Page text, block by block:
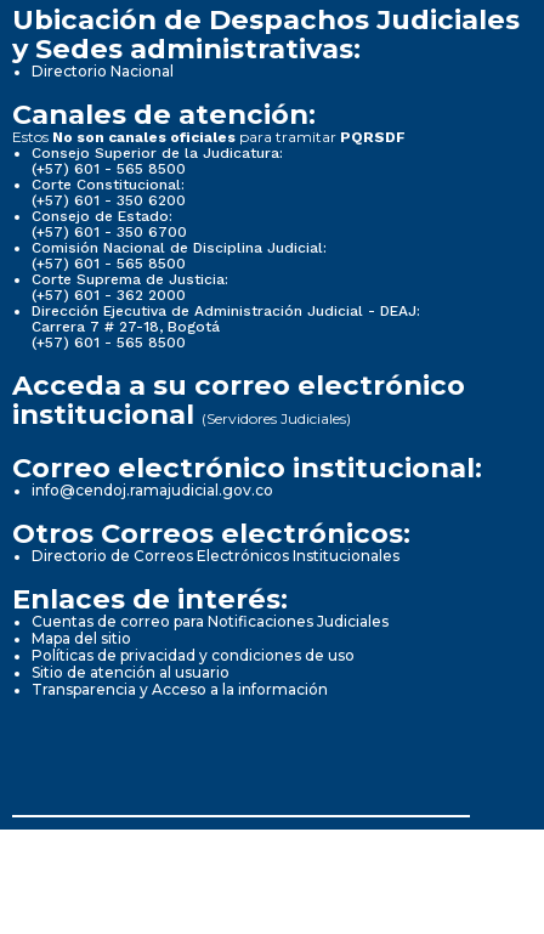
Ubicación de Despachos Judiciales
y Sedes administrativas:
Directorio Nacional
Canales de atención:
Estos No son canales oficiales para tramitar PQRSDF
Consejo Superior de la Judicatura:
(+57) 601 - 565 8500
Corte Constitucional:
(+57) 601 - 350 6200
Consejo de Estado:
(+57) 601 - 350 6700
Comisión Nacional de Disciplina Judicial:
(+57) 601 - 565 8500
Corte Suprema de Justicia:
(+57) 601 - 362 2000
Dirección Ejecutiva de Administración Judicial - DEAJ:
Carrera 7 # 27-18, Bogotá
(+57) 601 - 565 8500
Acceda a su correo electrónico
institucional (Servidores Judiciales)
Correo electrónico institucional:
info@cendoj.ramajudicial.gov.co
Otros Correos electrónicos:
Directorio de Correos Electrónicos Institucionales
Enlaces de interés:
Cuentas de correo para Notificaciones Judiciales
Mapa del sitio
Políticas de privacidad y condiciones de uso
Sitio de atención al usuario
Transparencia y Acceso a la información